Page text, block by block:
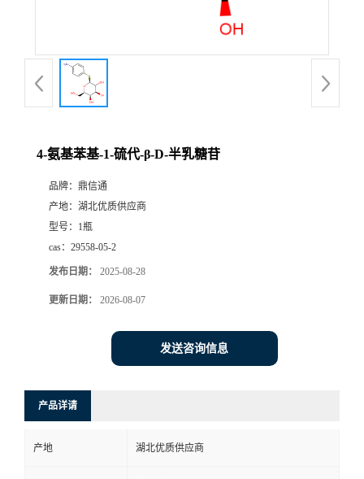
4-氨基苯基-1-硫代-β-D-半乳糖苷
品牌： 鼎信通
产地： 湖北优质供应商
型号： 1瓶
cas： 29558-05-2
发布日期： 2025-08-28
更新日期： 2026-08-07
发送咨询信息
产品详请
产地 湖北优质供应商